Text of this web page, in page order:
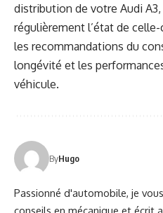
distribution de votre Audi A3,
régulièrement l’état de
les recommandations du
longévité et les
véhicule.
ByHugo
Passionné d'automobile, je
conseils en mécanique et écrit